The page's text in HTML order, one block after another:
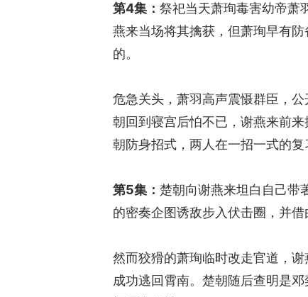
第4集： 祭祀当天萧珣毒害幼帝萧
燕来当场将其擒获，但萧珣早有
的。
危急关头，萧羽高声震慑群臣，
朝回到寝宫后怕不已，谢燕来前
朝防身招式，两人在一招一式的复
第5集： 楚朝向谢燕来坦白自己带
的密奏企图诱敌步入伏击圈，并
然而狡猾的萧珣临时改走官道，
成功逃回霄南。楚朝随后查明是